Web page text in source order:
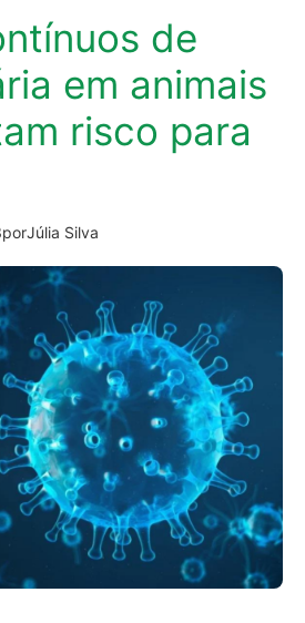
de
em animais
risco para
porJúlia Silva